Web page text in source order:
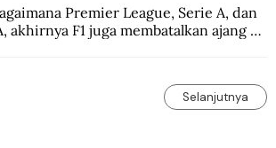
Premier League, Serie A, dan
akhirnya F1 juga membatalkan ajang
Selanjutnya